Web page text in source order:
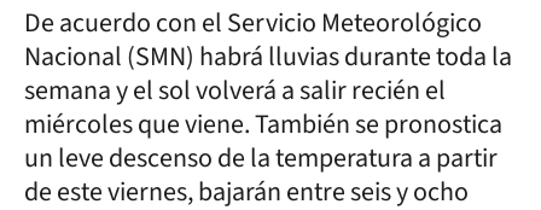
De acuerdo con el Servicio Meteorológico
Nacional (SMN) habrá lluvias durante toda la
semana y el sol volverá a salir recién el
miércoles que viene. También se pronostica
un leve descenso de la temperatura a partir
de este viernes, bajarán entre seis y ocho